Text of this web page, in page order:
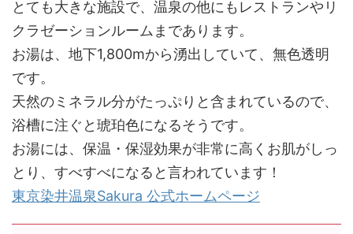
とても大きな施設で、温泉の他にもレストランやリ
クラゼーションルームまであります。
お湯は、地下1,800mから湧出していて、無色透明
です。
天然のミネラル分がたっぷりと含まれているので、
浴槽に注ぐと琥珀色になるそうです。
お湯には、保温・保湿効果が非常に高くお肌がしっ
とり、すべすべになると言われています！
東京染井温泉Sakura 公式ホームページ